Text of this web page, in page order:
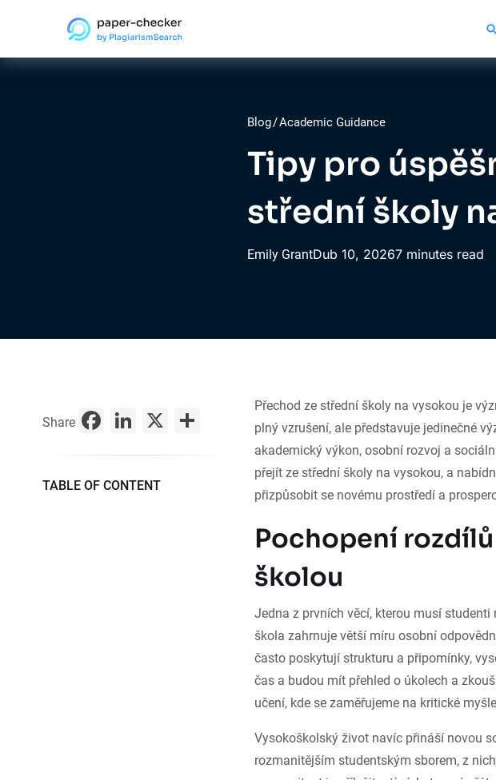
Blog/Academic Guidance
Tipy pro
střední školy
Emily GrantDub 10, 20267 minutes read
Share Facebook
LinkedIn
X Share
TABLE OF CONTENT
Přechod ze střední školy na vysokou je
plný vzrušení, ale představuje jedinečné
akademický výkon, osobní rozvoj a
přejít ze střední školy na vysokou, a
přizpůsobit se novému prostředí a
Pochopení
školou
Jedna z prvních věcí, kterou musí
škola zahrnuje větší míru osobní
často poskytují strukturu a připomínky,
čas a budou mít přehled o úkolech a
učení, kde se zaměřujeme na kritické
Vysokoškolský život navíc přináší novou
rozmanitějším studentským sborem, z